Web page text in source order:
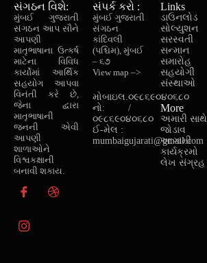
સંગઠન વિશે:
મુંબઈ ગુજરાતી
સંગઠન આપ સૌને
આપણી
માતૃભાષાના ઉત્કર્ષ
માટેના વિવિધ
કાર્યોમાં આર્થિક
સહયોગ આપવા
વિનંતી કરે છે,
જેના દ્વારા
માતૃભાષાની
જનની એવી
આપણી
શાળાઓને
વિશ્વકક્ષાની
બનાવી શકાય.
સંપર્ક કરો :
મુંબઈ ગુજરાતી
સંગઠન
કાંદિવલી
(પશ્ચિમ), મુંબઈ
– ૬૭
View map –>
મોબાઇલ.
નો:
૦૯૮૬૯૦૪૦૬૮૦
/
૦૯૮૬૯૦૪૦૬૮૦
ઈ-મેલ :
mumbaigujarati@gmail.com
Links
ડાઉનલોડ
સોલ્યુશન
સરસ્વતી
સન્માન
સમારોહ
સહયોગી
સંસ્થાઓ
More
અમારી સાથે
જોડાવ
આગામી
કાર્યક્રમો
લેખ સંગ્રહ